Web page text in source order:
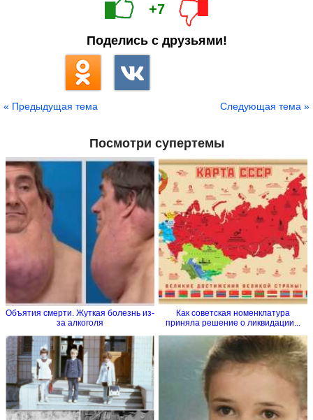
+7
Поделись с друзьями!
« Предыдущая тема Следующая тема »
Посмотри супертемы
Объятия смерти. Жуткая болезнь из-
за алкоголя
Как советская номенклатура
приняла решение о ликвидации...